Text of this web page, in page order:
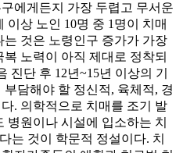
에게든지 가장 두렵고 무서운
이상 노인 10명 중 1명이 치매
것은 노령인구 증가가 가장
노력이 아직 제대로 정착되
진단 후 12년~15년 이상의 기
담해야 할 정신적, 육체적, 경
. 의학적으로 치매를 조기 발
병원이나 시설에 입소하는 치
는 것이 학문적 정설이다. 치